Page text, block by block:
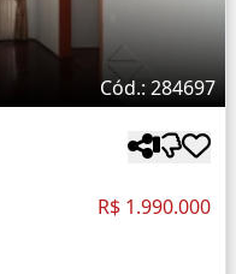
Cód.: 284697
R$ 1.990.000